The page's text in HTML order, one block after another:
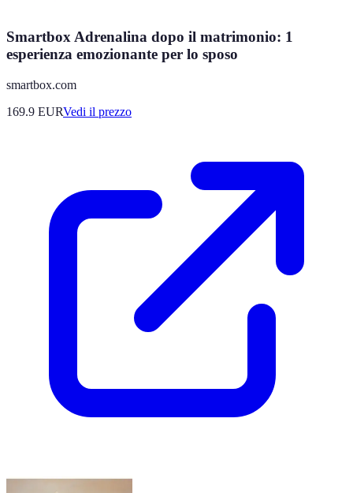
Smartbox Adrenalina dopo il matrimonio: 1
esperienza emozionante per lo sposo
smartbox.com
169.9 EURVedi il prezzo